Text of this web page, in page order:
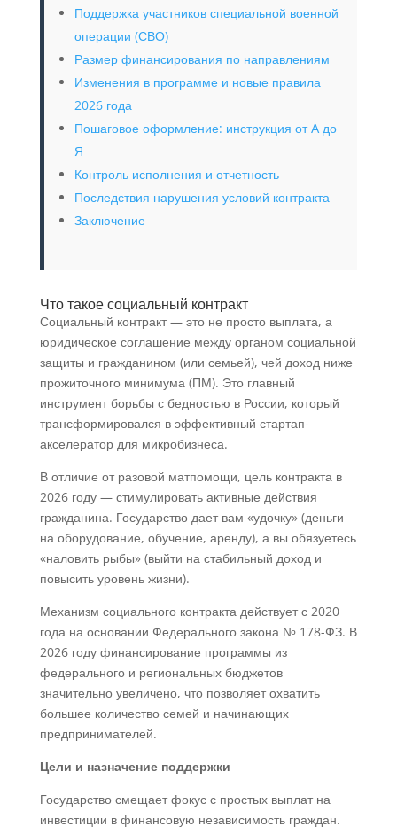
Поддержка участников специальной военной
операции (СВО)
Размер финансирования по направлениям
Изменения в программе и новые правила
2026 года
Пошаговое оформление: инструкция от А до
Я
Контроль исполнения и отчетность
Последствия нарушения условий контракта
Заключение
Что такое социальный контракт
Социальный контракт — это не просто выплата, а
юридическое соглашение между органом социальной
защиты и гражданином (или семьей), чей доход ниже
прожиточного минимума (ПМ). Это главный
инструмент борьбы с бедностью в России, который
трансформировался в эффективный стартап-
акселератор для микробизнеса.
В отличие от разовой матпомощи, цель контракта в
2026 году — стимулировать активные действия
гражданина. Государство дает вам «удочку» (деньги
на оборудование, обучение, аренду), а вы обязуетесь
«наловить рыбы» (выйти на стабильный доход и
повысить уровень жизни).
Механизм социального контракта действует с 2020
года на основании Федерального закона № 178-ФЗ. В
2026 году финансирование программы из
федерального и региональных бюджетов
значительно увеличено, что позволяет охватить
большее количество семей и начинающих
предпринимателей.
Цели и назначение поддержки
Государство смещает фокус с простых выплат на
инвестиции в финансовую независимость граждан.